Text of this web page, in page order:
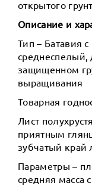
открытого
Описание и
Тип – Батавия
среднеспелый,
защищенном
выращивания
Товарная
Лист
приятным
зубчатый край
Параметры –
средняя масса